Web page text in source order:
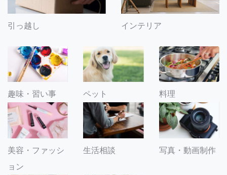
引っ越し インテリア
趣味・習い事 ペット 料理
美容・ファッシ
ョン
生活相談 写真・動画制作